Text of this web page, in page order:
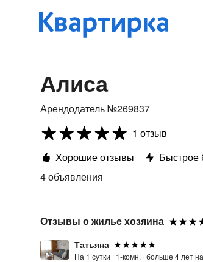
Алиса
Арендодатель №269837
1 отзыв
Хорошие отзывы
Быстрое
4 объявления
Отзывы о жилье хозяина
Татьяна
На 1 сутки · 1-комн. ·больше 4 лет